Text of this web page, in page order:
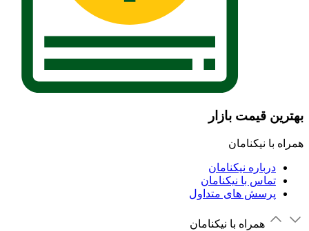
بهترین قیمت بازار
همراه با نیکنامان
درباره نیکنامان
تماس با نیکنامان
پرسش های متداول
همراه با نیکنامان